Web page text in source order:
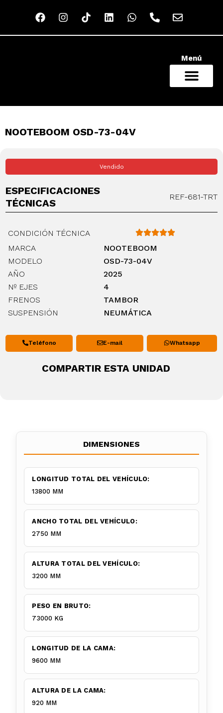
Menú
NOOTEBOOM OSD-73-04V
Vendido
ESPECIFICACIONES
TÉCNICAS
REF-681-TRT
CONDICIÓN TÉCNICA
MARCA
NOOTEBOOM
MODELO
OSD-73-04V
AÑO
2025
Nº EJES
4
FRENOS
TAMBOR
SUSPENSIÓN
NEUMÁTICA
Teléfono E-mail Whatsapp
COMPARTIR ESTA UNIDAD
DIMENSIONES
LONGITUD TOTAL DEL VEHÍCULO:
13800 MM
ANCHO TOTAL DEL VEHÍCULO:
2750 MM
ALTURA TOTAL DEL VEHÍCULO:
3200 MM
PESO EN BRUTO:
73000 KG
LONGITUD DE LA CAMA:
9600 MM
ALTURA DE LA CAMA:
920 MM